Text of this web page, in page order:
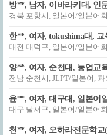
방**, 남자, 이바라키대, 인
경북 포항시, 일본어/일본어
한**, 여자, tokushima대, 교
대전 대덕구, 일본어/일본어
양**, 여자, 순천대, 농업교
전남 순천시, JLPT/일본어,
윤**, 여자, 대구대, 일본어
대구 달서구, 일본어/일본어
천**, 여자, 오하라전문학